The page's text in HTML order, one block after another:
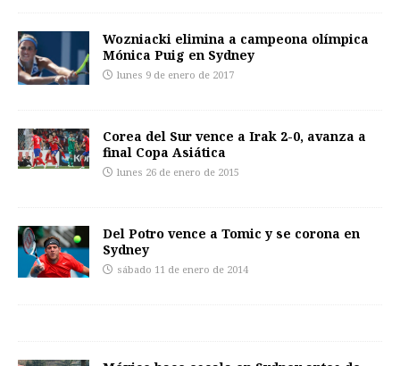
Wozniacki elimina a campeona olímpica
Mónica Puig en Sydney
lunes 9 de enero de 2017
Corea del Sur vence a Irak 2-0, avanza a
final Copa Asiática
lunes 26 de enero de 2015
Del Potro vence a Tomic y se corona en
Sydney
sábado 11 de enero de 2014